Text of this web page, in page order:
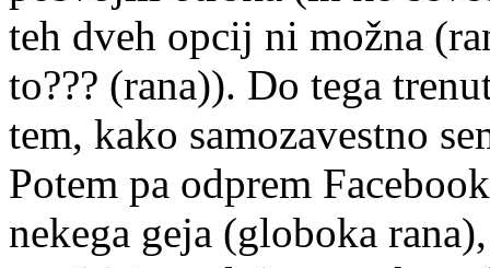
teh dveh opcij ni možna
to??? (rana)). Do tega
tem, kako samozavestno
Potem pa odprem
nekega geja (globoka